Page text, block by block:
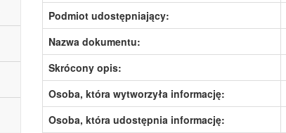
Podmiot udostępniający:
Nazwa dokumentu:
Skrócony opis:
Osoba, która wytworzyła informację:
Osoba, która udostępnia informację: